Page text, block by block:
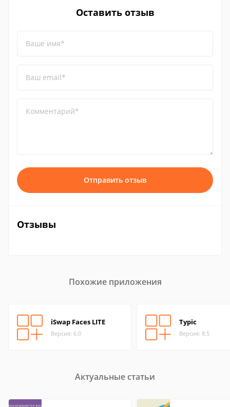
Оставить отзыв
Ваше имя*
Ваш email*
Комментарий*
Отправить отзыв
Отзывы
Похожие приложения
iSwap Faces LITE
Версия: 6.0
Typic
Версия: 8.5
Актуальные статьи